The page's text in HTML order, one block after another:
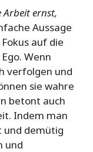
Arbeit ernst,
Aussage
auf die
Wenn
verfolgen und
sie wahre
betont auch
Indem man
und demütig
und